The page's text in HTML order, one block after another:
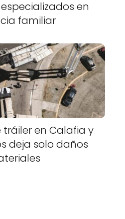
en
familiar
en Calafia y
deja solo daños